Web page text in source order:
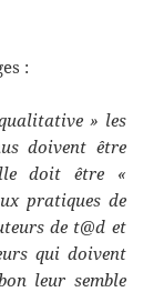
:
» les
doivent être
doit être «
pratiques de
de t@d et
qui doivent
leur semble